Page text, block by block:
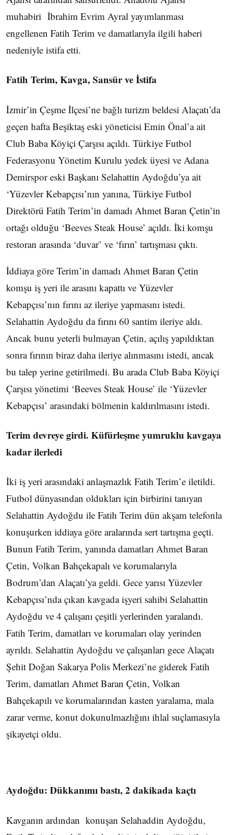
muhabiri İbrahim Evrim Ayral yayımlanması
engellenen Fatih Terim ve damatlarıyla ilgili haberi
nedeniyle istifa etti.
Fatih Terim, Kavga, Sansür ve İstifa
İzmir’in Çeşme İlçesi’ne bağlı turizm beldesi Alaçatı’da
geçen hafta Beşiktaş eski yöneticisi Emin Önal’a ait
Club Baba Köyiçi Çarşısı açıldı. Türkiye Futbol
Federasyonu Yönetim Kurulu yedek üyesi ve Adana
Demirspor eski Başkanı Selahattin Aydoğdu’ya ait
‘Yüzevler Kebapçısı’nın yanına, Türkiye Futbol
Direktörü Fatih Terim’in damadı Ahmet Baran Çetin’in
ortağı olduğu ‘Beeves Steak House’ açıldı. İki komşu
restoran arasında ‘duvar’ ve ‘fırın’ tartışması çıktı.
İddiaya göre Terim’in damadı Ahmet Baran Çetin
komşu iş yeri ile arasını kapattı ve Yüzevler
Kebapçısı’nın fırını az ileriye yapmasını istedi.
Selahattin Aydoğdu da fırını 60 santim ileriye aldı.
Ancak bunu yeterli bulmayan Çetin, açılış yapıldıktan
sonra fırının biraz daha ileriye alınmasını istedi, ancak
bu talep yerine getirilmedi. Bu arada Club Baba Köyiçi
Çarşısı yönetimi ‘Beeves Steak House’ ile ‘Yüzevler
Kebapçısı’ arasındaki bölmenin kaldırılmasını istedi.
Terim devreye girdi. Küfürleşme yumruklu kavgaya
kadar ilerledi
İki iş yeri arasındaki anlaşmazlık Fatih Terim’e iletildi.
Futbol dünyasından oldukları için birbirini tanıyan
Selahattin Aydoğdu ile Fatih Terim dün akşam telefonla
konuşurken iddiaya göre aralarında sert tartışma geçti.
Bunun Fatih Terim, yanında damatları Ahmet Baran
Çetin, Volkan Bahçekapalı ve korumalarıyla
Bodrum’dan Alaçatı’ya geldi. Gece yarısı Yüzevler
Kebapçısı’nda çıkan kavgada işyeri sahibi Selahattin
Aydoğdu ve 4 çalışanı çeşitli yerlerinden yaralandı.
Fatih Terim, damatları ve korumaları olay yerinden
ayrıldı. Selahattin Aydoğdu ve çalışanları gece Alaçatı
Şehit Doğan Sakarya Polis Merkezi’ne giderek Fatih
Terim, damatları Ahmet Baran Çetin, Volkan
Bahçekapılı ve korumalarından kasten yaralama, mala
zarar verme, konut dokunulmazlığını ihlal suçlamasıyla
şikayetçi oldu.
Aydoğdu: Dükkanımı bastı, 2 dakikada kaçtı
Kavganın ardından konuşan Selahaddin Aydoğdu,